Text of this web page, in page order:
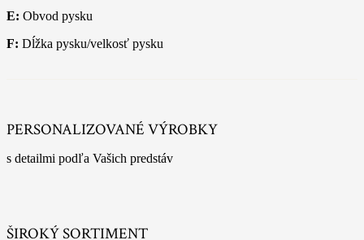
E: Obvod pysku
F: Dĺžka pysku/velkosť pysku
PERSONALIZOVANÉ VÝROBKY
s detailmi podľa Vašich predstáv
ŠIROKÝ SORTIMENT